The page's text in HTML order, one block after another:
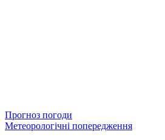
Прогноз погоди
Метеорологічні попередження